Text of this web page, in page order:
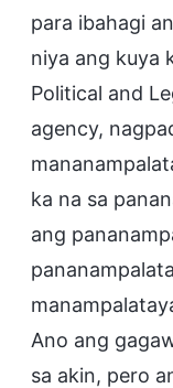
para ibahagi
niya ang kuya
Political and
agency,
ka na sa
ang
Ano ang
sa akin, pero